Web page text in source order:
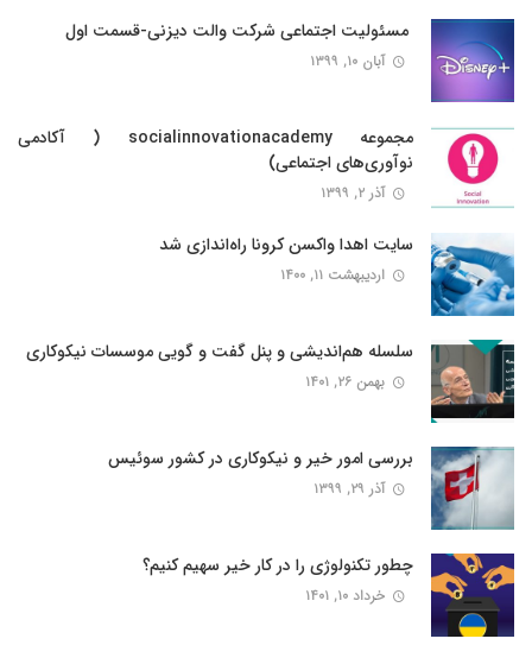
‍ مسئولیت اجتماعی شرکت والت دیزنی-قسمت اول
آبان ۱۰, ۱۳۹۹
مجموعه socialinnovationacademy ( آکادمی
نوآوری‌های اجتماعی)
آذر ۲, ۱۳۹۹
سایت اهدا واکسن کرونا راه‌اندازی شد
اردیبهشت ۱۱, ۱۴۰۰
سلسله هم‌اندیشی و پنل گفت و گویی موسسات نیکوکاری
بهمن ۲۶, ۱۴۰۱
بررسی امور خیر و نیکوکاری در کشور سوئیس
آذر ۲۹, ۱۳۹۹
چطور تکنولوژی را در کار خیر سهیم کنیم؟
خرداد ۱۰, ۱۴۰۱